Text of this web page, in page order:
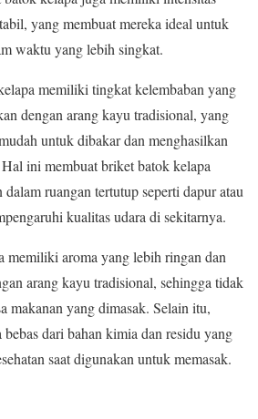
yang membuat mereka ideal untuk
waktu yang lebih singkat.
memiliki tingkat kelembaban yang
dengan arang kayu tradisional, yang
untuk dibakar dan menghasilkan
ini membuat briket batok kelapa
ruangan tertutup seperti dapur atau
kualitas udara di sekitarnya.
memiliki aroma yang lebih ringan dan
arang kayu tradisional, sehingga tidak
makanan yang dimasak. Selain itu,
dari bahan kimia dan residu yang
saat digunakan untuk memasak.